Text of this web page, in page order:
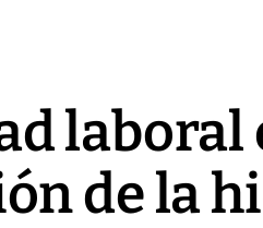
laboral
de la